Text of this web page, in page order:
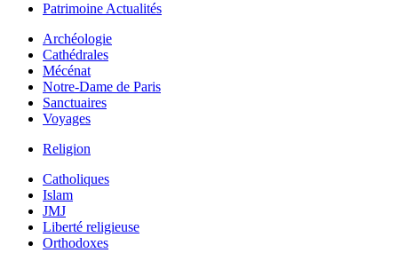
Patrimoine Actualités
Archéologie
Cathédrales
Mécénat
Notre-Dame de Paris
Sanctuaires
Voyages
Religion
Catholiques
Islam
JMJ
Liberté religieuse
Orthodoxes